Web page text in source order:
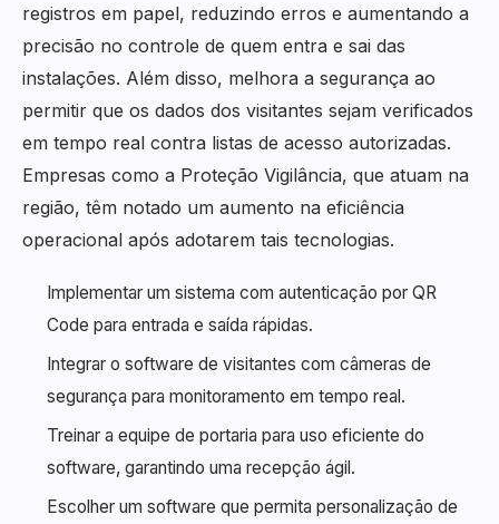
registros em papel, reduzindo erros e aumentando a
precisão no controle de quem entra e sai das
instalações. Além disso, melhora a segurança ao
permitir que os dados dos visitantes sejam verificados
em tempo real contra listas de acesso autorizadas.
Empresas como a Proteção Vigilância, que atuam na
região, têm notado um aumento na eficiência
operacional após adotarem tais tecnologias.
Implementar um sistema com autenticação por QR
Code para entrada e saída rápidas.
Integrar o software de visitantes com câmeras de
segurança para monitoramento em tempo real.
Treinar a equipe de portaria para uso eficiente do
software, garantindo uma recepção ágil.
Escolher um software que permita personalização de